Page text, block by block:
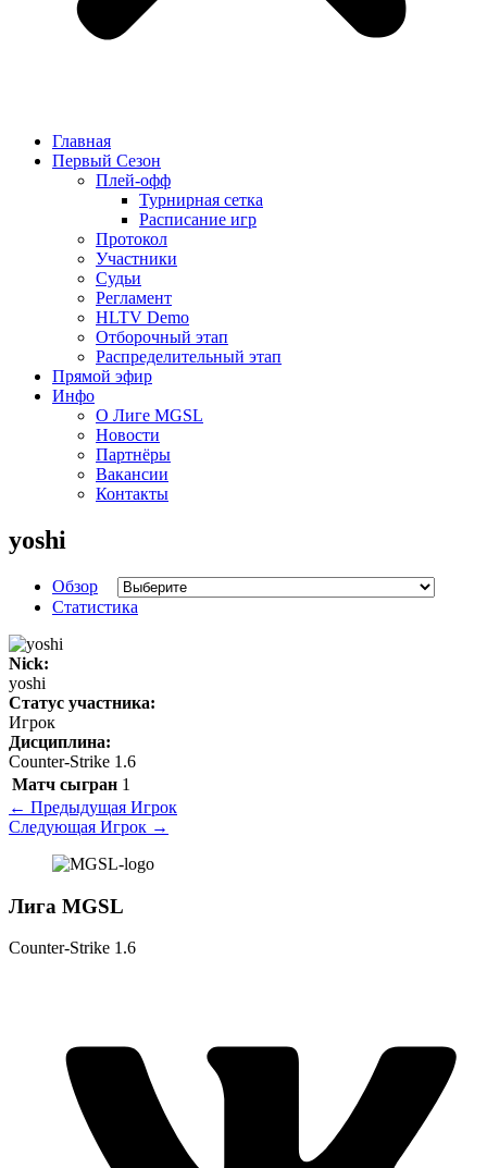
Главная
Первый Сезон
Плей-офф
Турнирная сетка
Расписание игр
Протокол
Участники
Судьи
Регламент
HLTV Demo
Отборочный этап
Распределительный этап
Прямой эфир
Инфо
О Лиге MGSL
Новости
Партнёры
Вакансии
Контакты
yoshi
Обзор
Статистика
Nick:
yoshi
Статус участника:
Игрок
Дисциплина:
Counter-Strike 1.6
Матч сыгран 1
← Предыдущая Игрок
Следующая Игрок →
Лига MGSL
Counter-Strike 1.6